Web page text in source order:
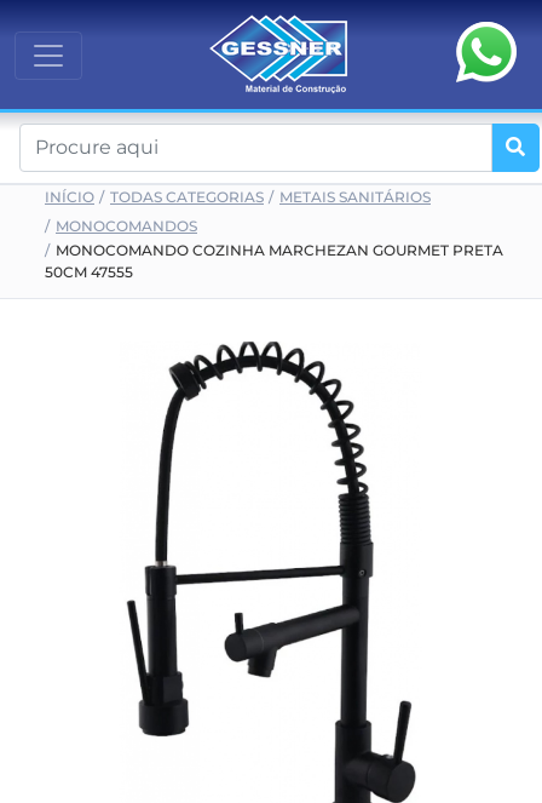
INÍCIO TODAS CATEGORIAS
METAIS SANITÁRIOS
MONOCOMANDOS
MONOCOMANDO COZINHA MARCHEZAN GOURMET PRETA
50CM 47555